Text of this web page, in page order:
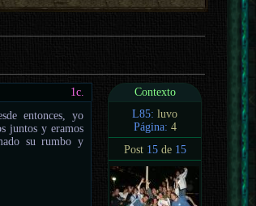
1c.
entonces, yo
juntos y eramos
su rumbo y
Contexto
L85: luvo
Página: 4
Post 15de 15